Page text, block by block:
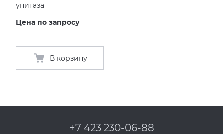
унитаза
Цена по запросу
В корзину
+7 423 230-06-88